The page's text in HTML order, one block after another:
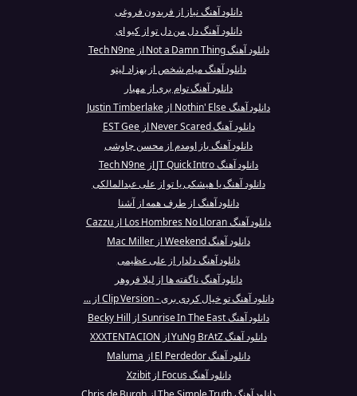
دانلود آهنگ نیاز از فریدون فروغی
دانلود آهنگ دل من دل تو از کیو ای
دانلود آهنگ Not a Damn Thing از Tech N9ne
دانلود آهنگ میام شخص از بهزاد لیتو
دانلود آهنگ توام بری از مهیار
دانلود آهنگ Nothin' Else از Justin Timberlake
دانلود آهنگ Never Scared از EST Gee
دانلود آهنگ باز اومدم از محسن چاوشی
دانلود آهنگ JT Quick Intro از Tech N9ne
دانلود آهنگ یا هیشکی یا تو از علی عبدالمالکی
دانلود آهنگ از طرف همه از آشنا
دانلود آهنگ Los Hombres No Lloran از Cazzu
دانلود آهنگ Weekend از Mac Miller
دانلود آهنگ دلدار از علی عظیمی
دانلود آهنگ ناگفته ها از لیلا فروهر
دانلود آهنگ تو خیال کردی بری - Clip Version از ...
دانلود آهنگ Sunrise In The East از Becky Hill
دانلود آهنگ YuNg BrAtZ از XXXTENTACION
دانلود آهنگ El Perdedor از Maluma
دانلود آهنگ Focus از Xzibit